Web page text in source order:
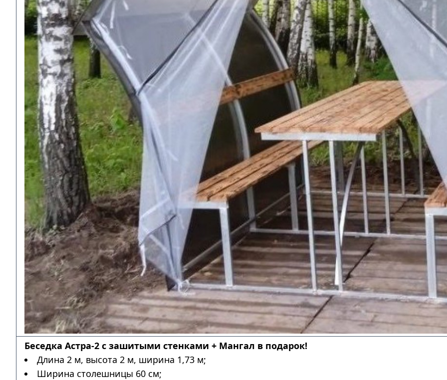
Беседка Астра-2 с зашитыми стенками + Мангал в подарок!
Длина 2 м, высота 2 м, ширина 1,73 м;
Ширина столешницы 60 см;